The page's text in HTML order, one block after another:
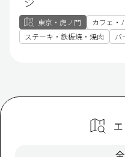
東京・虎ノ門
カフェ・
ステーキ・鉄板焼・焼肉
バ